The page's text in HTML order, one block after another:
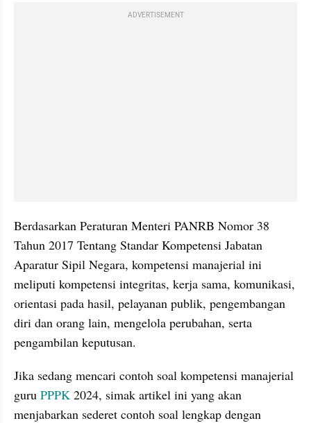
ADVERTISEMENT
Berdasarkan Peraturan Menteri PANRB Nomor 38
Tahun 2017 Tentang Standar Kompetensi Jabatan
Aparatur Sipil Negara, kompetensi manajerial ini
meliputi kompetensi integritas, kerja sama, komunikasi,
orientasi pada hasil, pelayanan publik, pengembangan
diri dan orang lain, mengelola perubahan, serta
pengambilan keputusan.
Jika sedang mencari contoh soal kompetensi manajerial
guru PPPK 2024, simak artikel ini yang akan
menjabarkan sederet contoh soal lengkap dengan